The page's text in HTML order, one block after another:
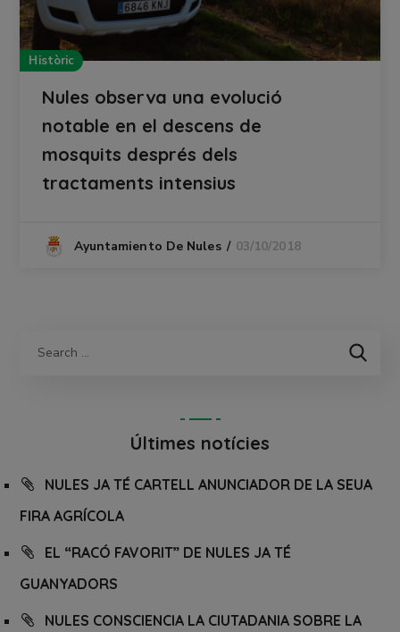
Històric
Nules observa una evolució
notable en el descens de
mosquits després dels
tractaments intensius
Ayuntamiento De Nules 03/10/2018
Últimes notícies
NULES JA TÉ CARTELL ANUNCIADOR DE LA SEUA
FIRA AGRÍCOLA
EL “RACÓ FAVORIT” DE NULES JA TÉ
GUANYADORS
NULES CONSCIENCIA LA CIUTADANIA SOBRE LA